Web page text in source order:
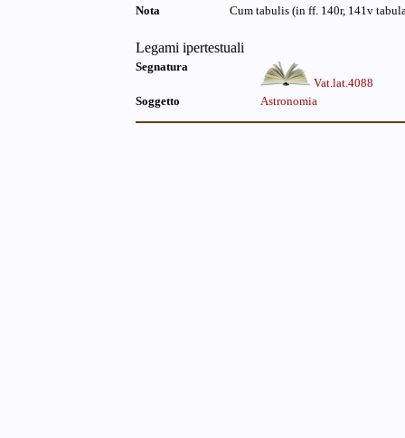
Nota
Cum tabulis (in ff. 140r, 141v
Legami ipertestuali
Segnatura
Vat.lat.4088
Soggetto
Astronomia